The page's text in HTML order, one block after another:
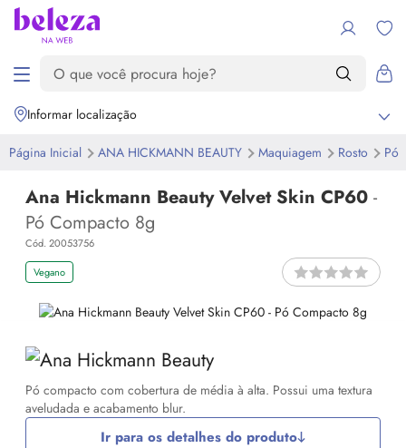
Informar localização
Página Inicial ANA HICKMANN BEAUTY Maquiagem Rosto Pó
Ana Hickmann Beauty Velvet Skin CP60 -
Pó Compacto 8g
Cód. 20053756
Vegano
Pó compacto com cobertura de média à alta. Possui uma textura
aveludada e acabamento blur.
Ir para os detalhes do produto